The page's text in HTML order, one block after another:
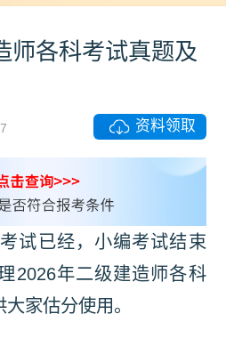
师各科考试真题及
资料领取
试已经，小编考试结束
2026年二级建造师各科
家估分使用。